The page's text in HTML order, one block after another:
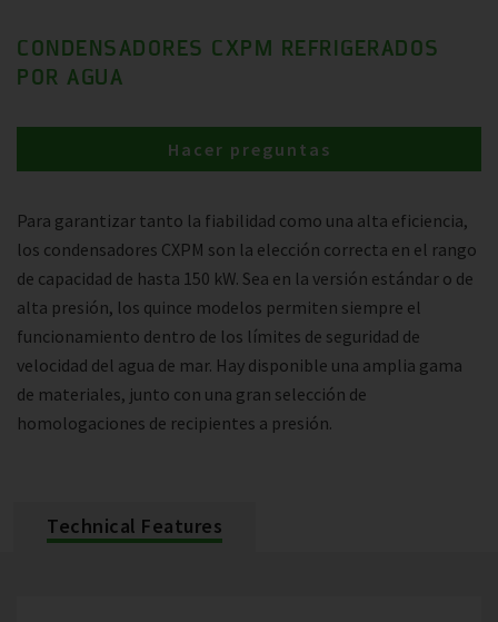
CONDENSADORES CXPM REFRIGERADOS
POR AGUA
Para garantizar tanto la fiabilidad como una alta eficiencia,
los condensadores CXPM son la elección correcta en el rango
de capacidad de hasta 150 kW. Sea en la versión estándar o de
alta presión, los quince modelos permiten siempre el
funcionamiento dentro de los límites de seguridad de
velocidad del agua de mar. Hay disponible una amplia gama
de materiales, junto con una gran selección de
homologaciones de recipientes a presión.
Hacer preguntas
Technical Features